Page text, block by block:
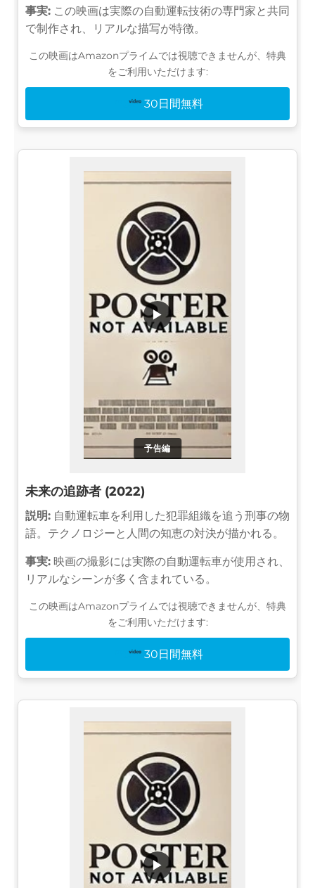
事実: この映画は実際の自動運転技術の専門家と共同
で制作され、リアルな描写が特徴。
この映画はAmazonプライムでは視聴できませんが、特典
をご利用いただけます:
30日間無料
予告編
▶
未来の追跡者 (2022)
説明: 自動運転車を利用した犯罪組織を追う刑事の物
語。テクノロジーと人間の知恵の対決が描かれる。
事実: 映画の撮影には実際の自動運転車が使用され、
リアルなシーンが多く含まれている。
この映画はAmazonプライムでは視聴できませんが、特典
をご利用いただけます:
30日間無料
▶